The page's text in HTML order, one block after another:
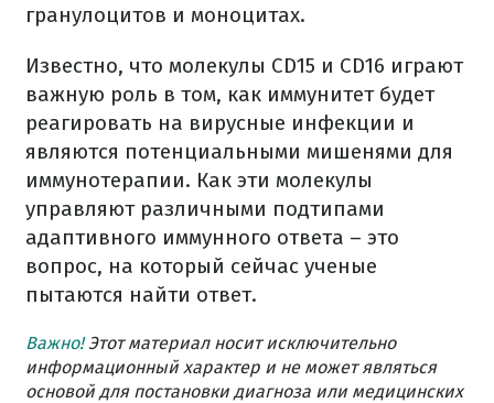
гранулоцитов и моноцитах.
Известно, что молекулы CD15 и CD16 играют
важную роль в том, как иммунитет будет
реагировать на вирусные инфекции и
являются потенциальными мишенями для
иммунотерапии. Как эти молекулы
управляют различными подтипами
адаптивного иммунного ответа – это
вопрос, на который сейчас ученые
пытаются найти ответ.
Важно!Этот материал носит исключительно
информационный характер и не может являться
основой для постановки диагноза или медицинских